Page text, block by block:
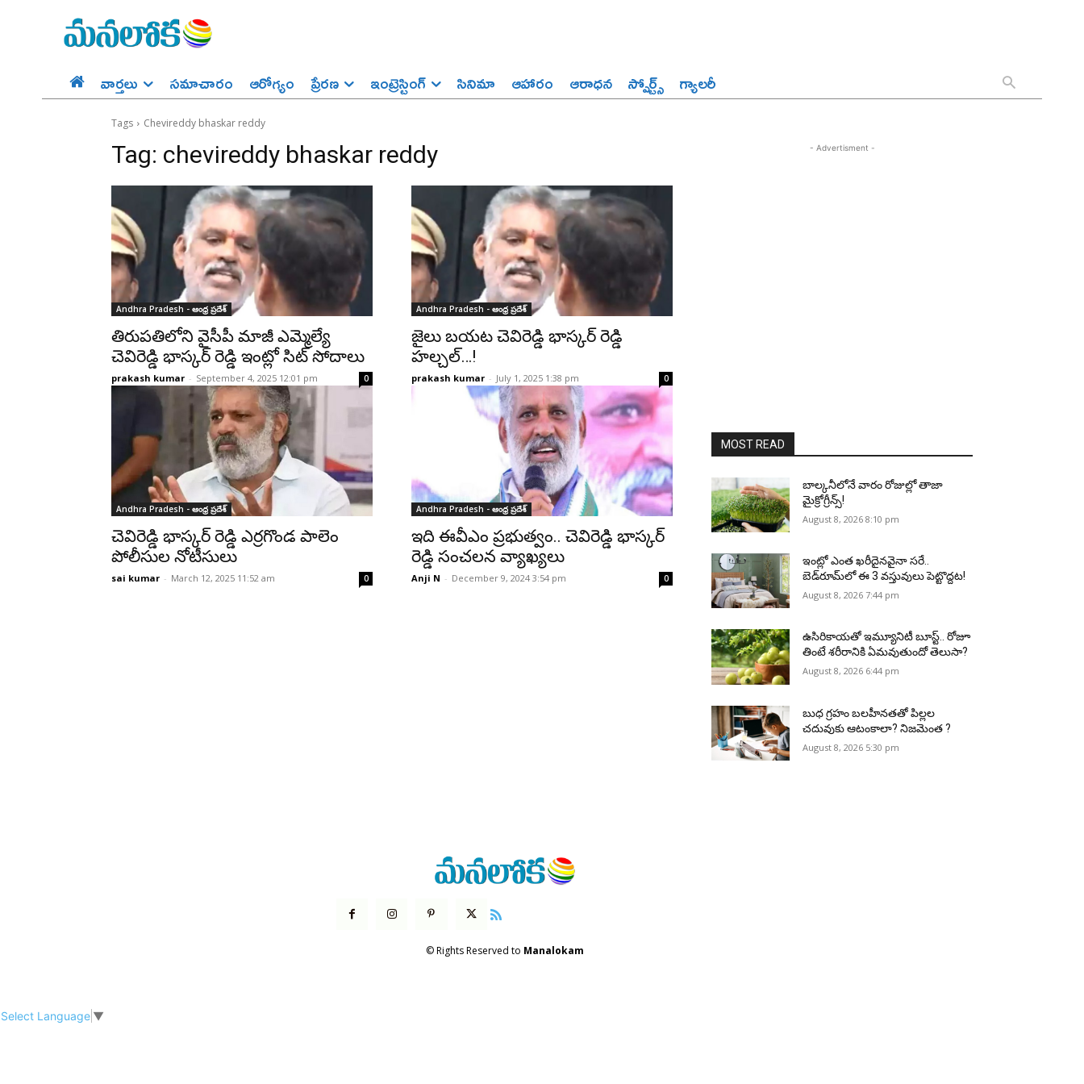
వార్తలు సమాచారం ఆరోగ్యం ప్రేర‌ణ‌ ఇంట్రెస్టింగ్‌ సినిమా ఆహారం ఆరాధన స్పోర్ట్స్‌ గ్యాలరీ
Tags Chevireddy bhaskar reddy
Tag: chevireddy bhaskar reddy
Andhra Pradesh - ఆంధ్ర ప్రదేశ్‌
తిరుపతిలోని వైసీపీ మాజీ ఎమ్మెల్యే
చెవిరెడ్డి భాస్కర్ రెడ్డి ఇంట్లో సిట్ సోదాలు
prakash kumar - September 4, 2025 12:01 pm 0
Andhra Pradesh - ఆంధ్ర ప్రదేశ్‌
జైలు బయట చెవిరెడ్డి భాస్కర్ రెడ్డి
హల్చల్…!
prakash kumar - July 1, 2025 1:38 pm 0
Andhra Pradesh - ఆంధ్ర ప్రదేశ్‌
చెవిరెడ్డి భాస్కర్ రెడ్డి ఎర్రగొండ పాలెం
పోలీసుల నోటీసులు
sai kumar - March 12, 2025 11:52 am 0
Andhra Pradesh - ఆంధ్ర ప్రదేశ్‌
ఇది ఈవీఎం ప్రభుత్వం.. చెవిరెడ్డి భాస్కర్
రెడ్డి సంచలన వ్యాఖ్యలు
Anji N - December 9, 2024 3:54 pm 0
- Advertisment -
MOST READ
బాల్కనీలోనే వారం రోజుల్లో తాజా
మైక్రోగ్రీన్స్‌!
August 8, 2026 8:10 pm
ఇంట్లో ఎంత ఖరీదైనవైనా సరే..
బెడ్‌రూమ్‌లో ఈ 3 వస్తువులు పెట్టొద్దట!
August 8, 2026 7:44 pm
ఉసిరికాయతో ఇమ్యూనిటీ బూస్ట్‌.. రోజూ
తింటే శరీరానికి ఏమవుతుందో తెలుసా?
August 8, 2026 6:44 pm
బుధ గ్రహం బలహీనతతో పిల్లల
చదువుకు ఆటంకాలా? నిజమెంత ?
August 8, 2026 5:30 pm
© Rights Reserved to Manalokam
Select Language ▼